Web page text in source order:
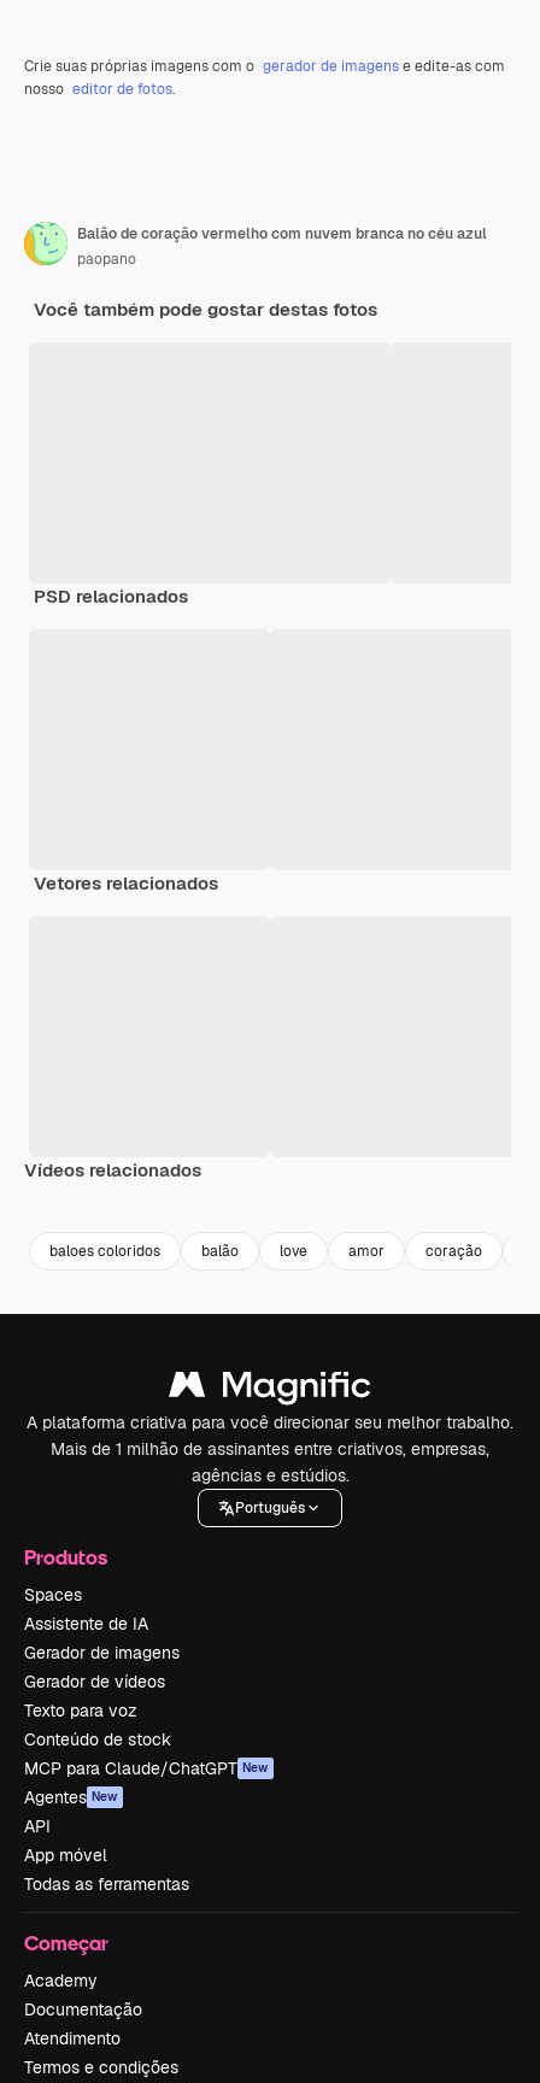
Crie suas próprias imagens com o gerador de imagense edite-as com
nosso editor de fotos.
Balão de coração vermelho com nuvem branca no céu azul
paopano
Você também pode gostar destas fotos
PSD relacionados
Vetores relacionados
Vídeos relacionados
baloes coloridos balão love amor coração
A plataforma criativa para você direcionar seu melhor trabalho.
Mais de 1 milhão de assinantes entre criativos, empresas,
agências e estúdios.
Português
Produtos
Spaces
Assistente de IA
Gerador de imagens
Gerador de vídeos
Texto para voz
Conteúdo de stock
MCP para Claude/ChatGPT New
Agentes New
API
App móvel
Todas as ferramentas
Começar
Academy
Documentação
Atendimento
Termos e condições